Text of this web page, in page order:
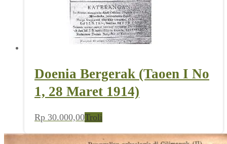
Doenia Bergerak (Taoen I No
1, 28 Maret 1914)
Rp 30.000,00Troli